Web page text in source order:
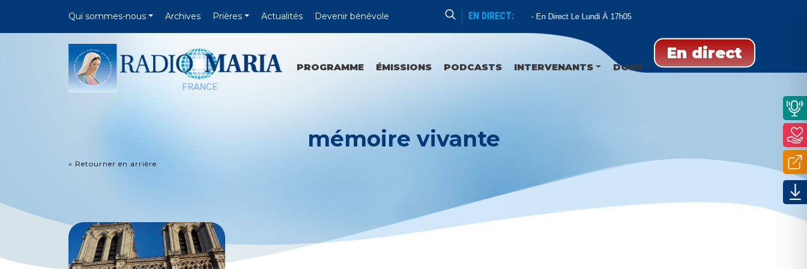
Qui sommes-nous Archives Prières Actualités Devenir bénévole EN DIRECT:
Sanctuaires Et Communautés En Direct Le Lundi À 17h05
En direct
PROGRAMME ÉMISSIONS PODCASTS INTERVENANTS DONS
mémoire vivante
« Retourner en arrière